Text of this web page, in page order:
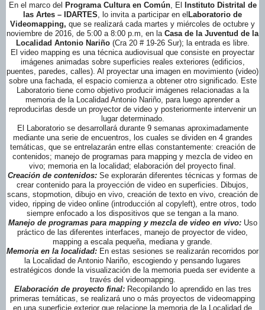
En el marco del Programa Cultura en Común, El
Instituto Distrital de
las Artes – IDARTES, lo invita a participar en el Laboratorio de
Videomapping, que se realizará cada martes y miércoles de octubre y
noviembre de 2016, de 5:00 a 8:00 p.m, en la Casa de la Juventud de la
Localidad Antonio Nariño(Cra 20 # 19-26 Sur); la entrada es libre.
El video mapping es una técnica audiovisual que consiste en proyectar
imágenes animadas sobre superficies reales exteriores (edificios,
puentes, paredes, calles). Al proyectar una imagen en movimiento (video)
sobre una fachada, el espacio comienza a obtener otro significado. Este
Laboratorio tiene como objetivo producir imágenes relacionadas a la
memoria de la Localidad Antonio Nariño, para luego aprender a
reproducirlas desde un proyector de video y posteriormente intervenir un
lugar determinado.
El Laboratorio se desarrollará durante 9 semanas aproximadamente
mediante una serie de encuentros, los cuales se dividen en 4 grandes
temáticas, que se entrelazarán entre ellas constantemente: creación de
contenidos; manejo de programas para mapping y mezcla de video en
vivo; memoria en la localidad; elaboración del proyecto final.
Creación de contenidos: Se explorarán diferentes técnicas y formas de
crear contenido para la proyección de video en superficies. Dibujos,
scans, stopmotion, dibujo en vivo, creación de texto en vivo, creación de
video, ripping de video online (introducción al copyleft), entre otros, todo
siempre enfocado a los dispositivos que se tengan a la mano.
Manejo de programas para mapping y mezcla de video en vivo: Uso
práctico de las diferentes interfaces, manejo de proyector de video,
mapping a escala pequeña, mediana y grande.
Memoria en la localidad: En estas sesiones se realizarán recorridos por
la Localidad de Antonio Nariño, escogiendo y pensando lugares
estratégicos donde la visualización de la memoria pueda ser evidente a
través del videomapping.
Elaboración de proyecto final:Recopilando lo aprendido en las tres
primeras temáticas, se realizará uno o más proyectos de videomapping
en una superficie exterior que relacione la memoria de la Localidad de